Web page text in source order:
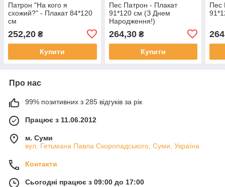
Патрон "На кого я
схожий?" - Плакат 84*120
см
252,20 ₴
Купити
Пес Патрон - Плакат
91*120 см (З Днем
Народження!)
264,30₴
Купити
Пес
Про нас
99% позитивних з 285 відгуків за рік
Працює з 11.06.2012
м. Суми
вул. Гетьмана Павла Скоропадського, Суми, Україна
Контакти
Сьогодні працює з 09:00 до 17:00